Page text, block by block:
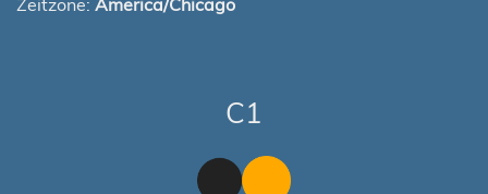
Zeitzone: America/Chicago
C1